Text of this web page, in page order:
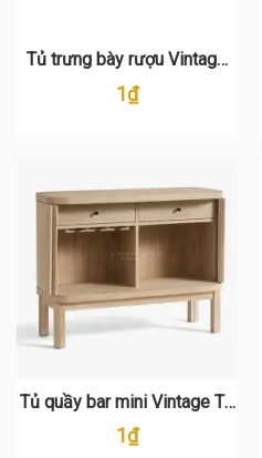
Tủ trưng bày rượu Vintage
TT 114
1₫
Tủ quầy bar mini Vintage TT
110
1₫